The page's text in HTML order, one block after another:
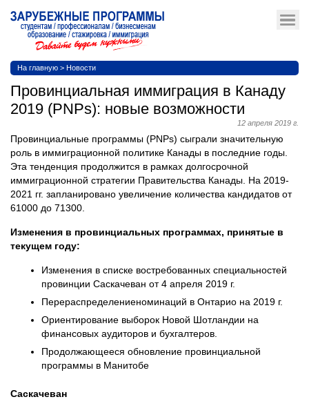
На главную > Новости
Провинциальная иммиграция в Канаду
2019 (PNPs): новые возможности
12 апреля 2019 г.
Провинциальные программы (PNPs) сыграли значительную
роль в иммиграционной политике Канады в последние годы.
Эта тенденция продолжится в рамках долгосрочной
иммиграционной стратегии Правительства Канады. На 2019-
2021 гг. запланировано увеличение количества кандидатов от
61000 до 71300.
Изменения в провинциальных программах, принятые в
текущем году:
Изменения в списке востребованных специальностей
провинции Саскачеван от 4 апреля 2019 г.
Перераспределениеноминаций в Онтарио на 2019 г.
Ориентирование выборок Новой Шотландии на
финансовых аудиторов и бухгалтеров.
Продолжающееся обновление провинциальной
программы в Манитобе
Саскачеван